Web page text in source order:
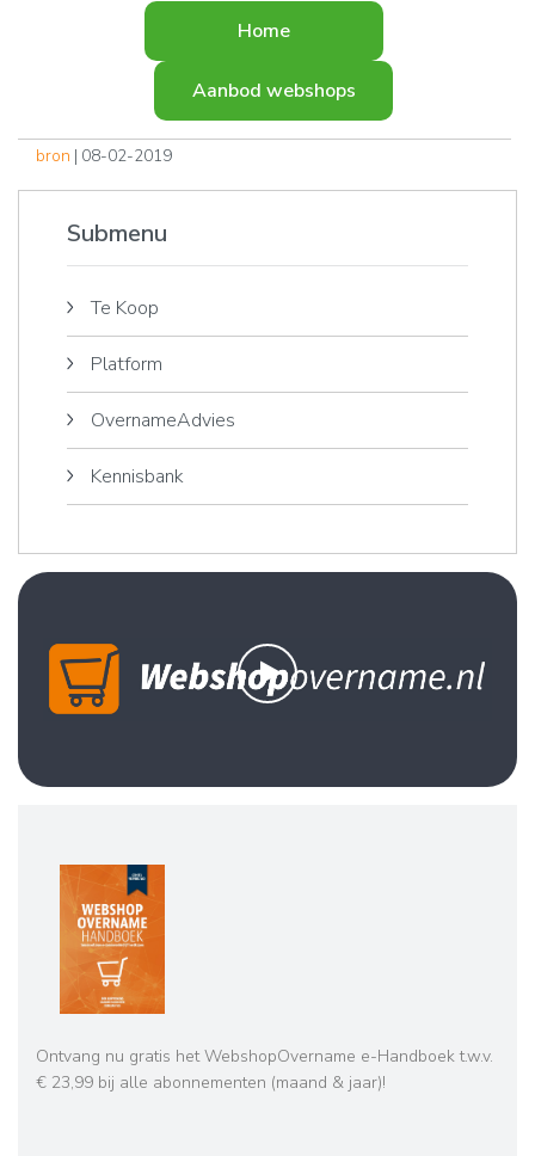
Home
Aanbod webshops
bron | 08-02-2019
Submenu
Te Koop
Platform
OvernameAdvies
Kennisbank
Ontvang nu gratis het WebshopOvername e-Handboek t.w.v.
€ 23,99 bij alle abonnementen (maand & jaar)!